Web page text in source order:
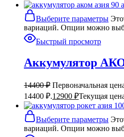
Выберите параметры
вариаций. Опции можно
Быстрый просмотр
Аккумулятор
14400₽ Первоначальная
14400 ₽.12900 ₽Текущая
Выберите параметры
вариаций. Опции можно